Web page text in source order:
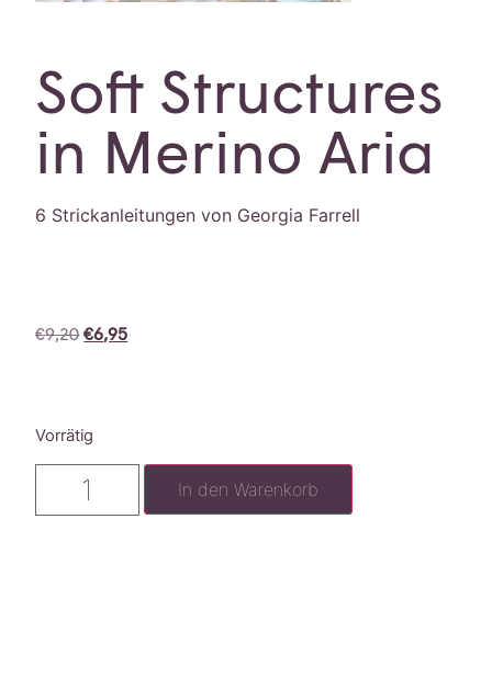
Soft Structures
in Merino Aria
6 Strickanleitungen von Georgia Farrell
€9,20 €6,95
Vorrätig
In den Warenkorb